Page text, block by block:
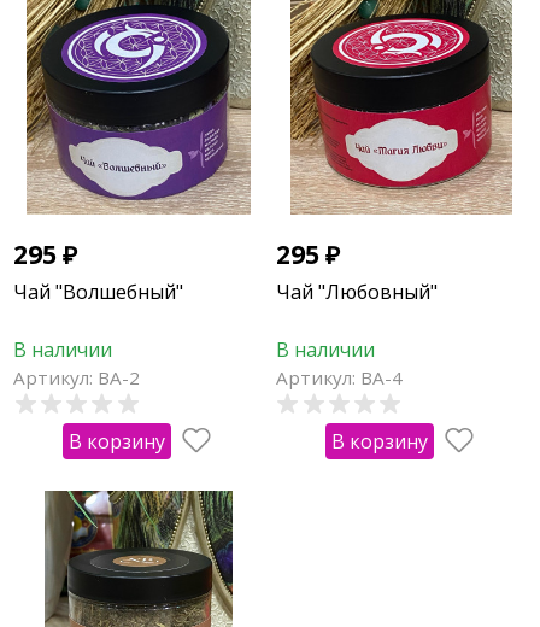
295₽
Чай "Волшебный"
В наличии
Артикул: ВА-2
В корзину
295₽
Чай "Любовный"
В наличии
Артикул: ВА-4
В корзину